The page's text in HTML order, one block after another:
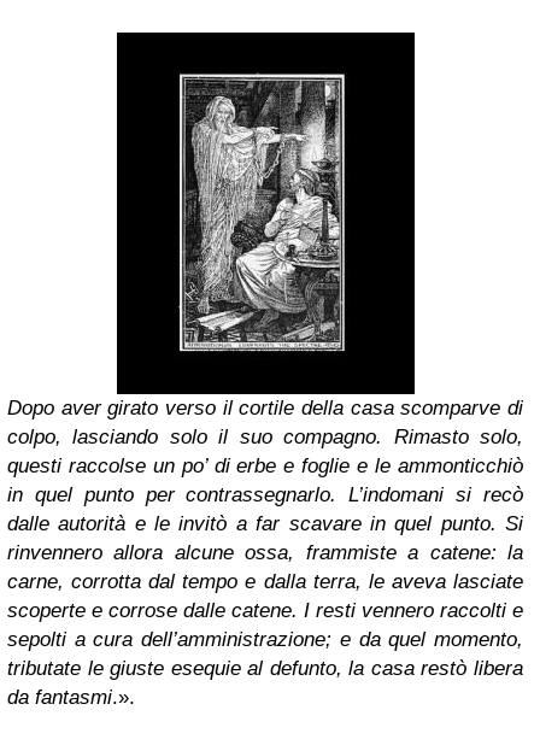
Dopo aver girato verso il cortile della casa scomparve di
colpo, lasciando solo il suo compagno. Rimasto solo,
questi raccolse un po’ di erbe e foglie e le ammonticchiò
in quel punto per contrassegnarlo. L’indomani si recò
dalle autorità e le invitò a far scavare in quel punto. Si
rinvennero allora alcune ossa, frammiste a catene: la
carne, corrotta dal tempo e dalla terra, le aveva lasciate
scoperte e corrose dalle catene. I resti vennero raccolti e
sepolti a cura dell’amministrazione; e da quel momento,
tributate le giuste esequie al defunto, la casa restò libera
da fantasmi.».